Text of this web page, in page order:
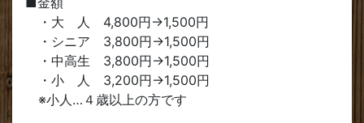
・大 人 4,800円→1,500円
・シニア 3,800円→1,500円
・中高生 3,800円→1,500円
・小 人 3,200円→1,500円
※小人…４歳以上の方です